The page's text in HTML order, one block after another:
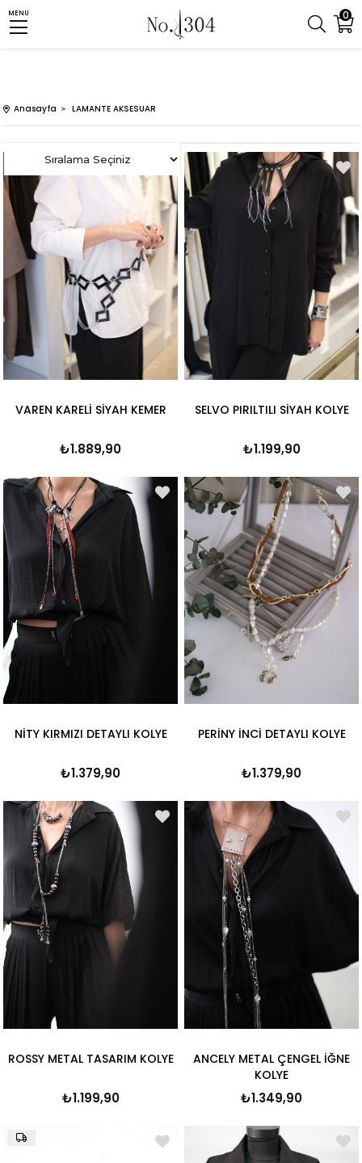
0
MENU
Anasayfa LAMANTE AKSESUAR
VAREN KARELİ SİYAH KEMER
₺1.889,90
SELVO PIRILTILI SİYAH KOLYE
₺1.199,90
NİTY KIRMIZI DETAYLI KOLYE
₺1.379,90
PERİNY İNCİ DETAYLI KOLYE
₺1.379,90
ROSSY METAL TASARIM KOLYE
₺1.199,90
ANCELY METAL ÇENGEL İĞNE
KOLYE
₺1.349,90